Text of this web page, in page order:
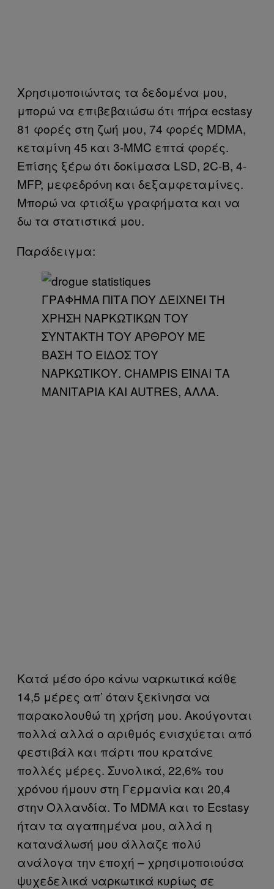
Χρησιμοποιώντας τα δεδομένα μου,
μπορώ να επιβεβαιώσω ότι πήρα ecstasy
81 φορές στη ζωή μου, 74 φορές MDMA,
κεταμίνη 45 και 3-MMC επτά φορές.
Επίσης ξέρω ότι δοκίμασα LSD, 2C-B, 4-
MFP, μεφεδρόνη και δεξαμφεταμίνες.
Μπορώ να φτιάξω γραφήματα και να
δω τα στατιστικά μου.
Παράδειγμα:
ΓΡΑΦΗΜΑ ΠΙΤΑ ΠΟΥ ΔΕΙΧΝΕΙ ΤΗ
ΧΡΗΣΗ ΝΑΡΚΩΤΙΚΩΝ ΤΟΥ
ΣΥΝΤΑΚΤΗ ΤΟΥ ΑΡΘΡΟΥ ΜΕ
ΒΑΣΗ ΤΟ ΕΙΔΟΣ ΤΟΥ
ΝΑΡΚΩΤΙΚΟΥ. CHAMPIS ΕΊΝΑΙ ΤΑ
ΜΑΝΙΤΑΡΙΑ ΚΑΙ AUTRES, ΑΛΛΑ.
Κατά μέσο όρο κάνω ναρκωτικά κάθε
14,5 μέρες απ’ όταν ξεκίνησα να
παρακολουθώ τη χρήση μου. Ακούγονται
πολλά αλλά ο αριθμός ενισχύεται από
φεστιβάλ και πάρτι που κρατάνε
πολλές μέρες. Συνολικά, 22,6% του
χρόνου ήμουν στη Γερμανία και 20,4
στην Ολλανδία. Το MDMA και το Ecstasy
ήταν τα αγαπημένα μου, αλλά η
κατανάλωσή μου άλλαζε πολύ
ανάλογα την εποχή – χρησιμοποιούσα
ψυχεδελικά ναρκωτικά κυρίως σε